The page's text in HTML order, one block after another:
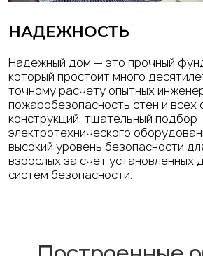
НАДЕЖНОСТЬ
Надежный дом — это прочный
который простоит много
точному расчету опытных
пожаробезопасность стен и всех
конструкций, тщательный подбор
электротехнического
высокий уровень безопасности
взрослых за счет установленных
систем безопасности.